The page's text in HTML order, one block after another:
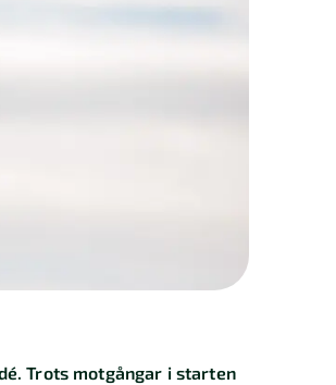
Trots motgångar i starten